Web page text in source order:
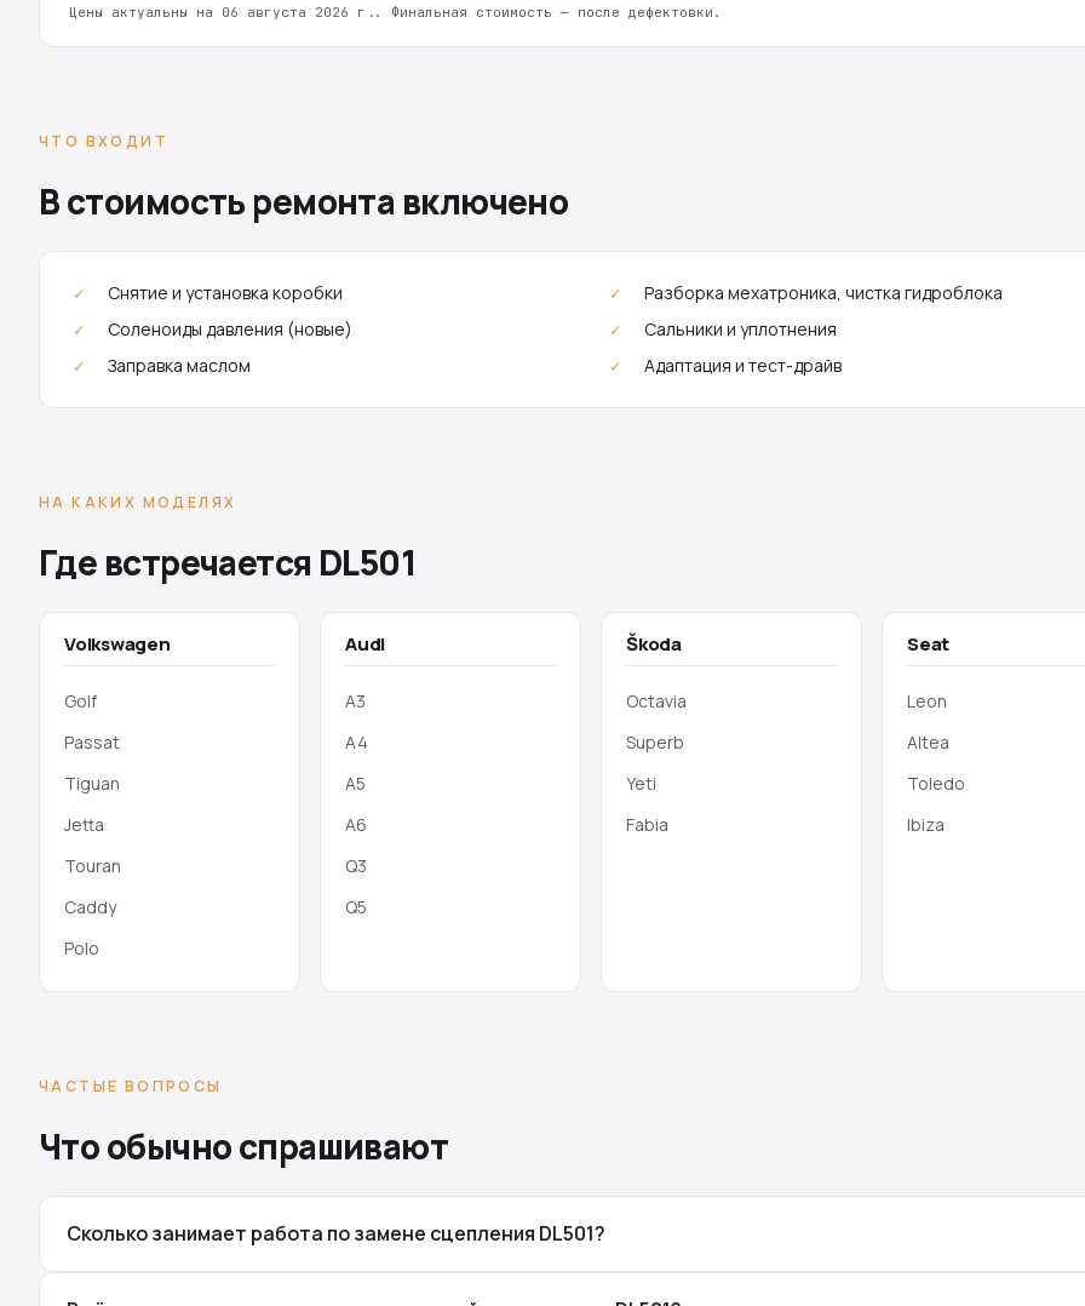
Цены актуальны на 06 августа 2026 г.. Финальная стоимость — после дефектовки.
ЧТО ВХОДИТ
В стоимость ремонта включено
Снятие и установка коробки
Разборка мехатроника, чистка гидроблока
Соленоиды давления (новые)
Сальники и уплотнения
Заправка маслом
Адаптация и тест-драйв
НА КАКИХ МОДЕЛЯХ
Где встречается DL501
Volkswagen
Golf
Passat
Tiguan
Jetta
Touran
Caddy
Polo
Audi
A3
A4
A5
A6
Q3
Q5
Škoda
Octavia
Superb
Yeti
Fabia
Seat
Leon
Altea
Toledo
Ibiza
ЧАСТЫЕ ВОПРОСЫ
Что обычно спрашивают
Сколько занимает работа по замене сцепления DL501?